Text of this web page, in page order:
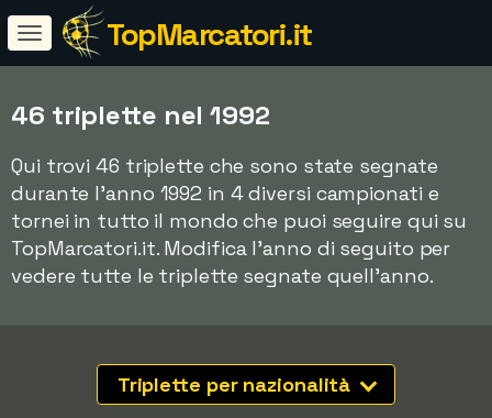
TopMarcatori.it
46 triplette nel 1992
Qui trovi 46 triplette che sono state segnate
durante l'anno 1992 in 4 diversi campionati e
tornei in tutto il mondo che puoi seguire qui su
TopMarcatori.it. Modifica l'anno di seguito per
vedere tutte le triplette segnate quell'anno.
Triplette per nazionalità